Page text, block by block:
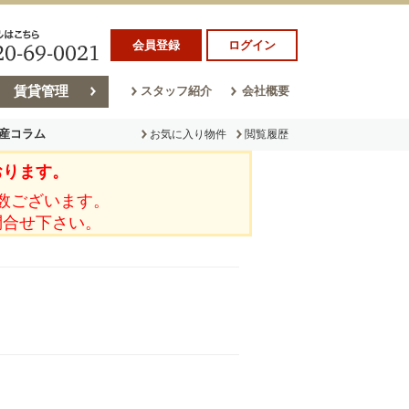
会員登録 ログイン
賃貸管理 スタッフ紹介 会社概要
コラム
ム
お気に入り物件 閲覧履歴
ます。
ざいます。
せ下さい。